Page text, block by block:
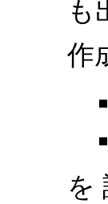
も
作